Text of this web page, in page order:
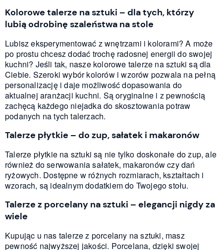
Kolorowe talerze na sztuki – dla tych, którzy
lubią odrobinę szaleństwa na stole
Lubisz eksperymentować z wnętrzami i kolorami? A może
po prostu chcesz dodać trochę radosnej energii do swojej
kuchni? Jeśli tak, nasze kolorowe talerze na sztuki są dla
Ciebie. Szeroki wybór kolorów i wzorów pozwala na pełną
personalizację i daje możliwość dopasowania do
aktualnej aranżacji kuchni. Są oryginalne i z pewnością
zachęcą każdego niejadka do skosztowania potraw
podanych na tych talerzach.
Talerze płytkie – do zup, sałatek i makaronów
Talerze płytkie na sztuki są nie tylko doskonałe do zup, ale
również do serwowania sałatek, makaronów czy dań
ryżowych. Dostępne w różnych rozmiarach, kształtach i
wzorach, są idealnym dodatkiem do Twojego stołu.
Talerze z porcelany na sztuki – elegancji nigdy za
wiele
Kupując u nas talerze z porcelany na sztuki, masz
pewność najwyższej jakości. Porcelana, dzięki swojej